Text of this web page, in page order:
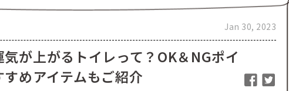
Jan 30, 2023
気が上がるトイレって？OK＆NGポイ
すめアイテムもご紹介